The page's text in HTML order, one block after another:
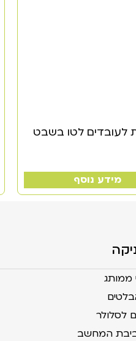
לעובדים לטו בשבט
מידע נוסף
ממותג
לסלולר
המחשב